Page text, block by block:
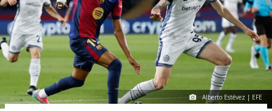
Alberto Estévez | EFE